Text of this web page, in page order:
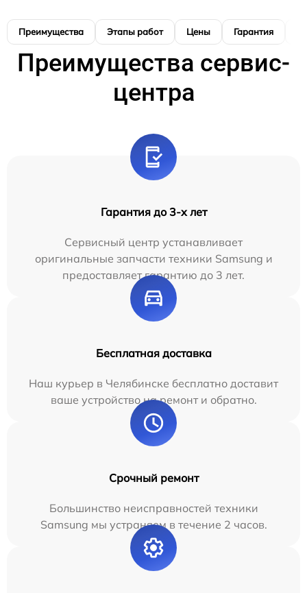
Преимущества Этапы работ Цены Гарантия
Преимущества сервис-
центра
Гарантия до 3-х лет
Сервисный центр устанавливает
оригинальные запчасти техники Samsung и
предоставляет гарантию до 3 лет.
Бесплатная доставка
Наш курьер в Челябинске бесплатно доставит
ваше устройство на ремонт и обратно.
Срочный ремонт
Большинство неисправностей техники
Samsung мы устраняем в течение 2 часов.